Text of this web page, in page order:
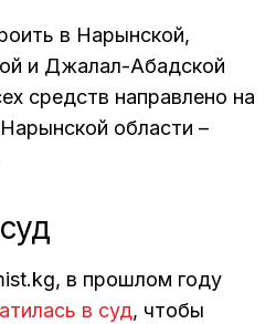
в Нарынской,
и Джалал-Абадской
средств направлено на
области –
в прошлом году
в суд, чтобы